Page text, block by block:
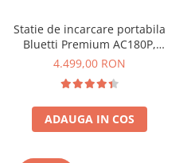
Componente sisteme de balcon
Statie de incarcare portabila
Bluetti Premium AC180P,
Ecran LCD, 1800W, 1440Wh,
4.499,00 RON
ADAUGA IN COS